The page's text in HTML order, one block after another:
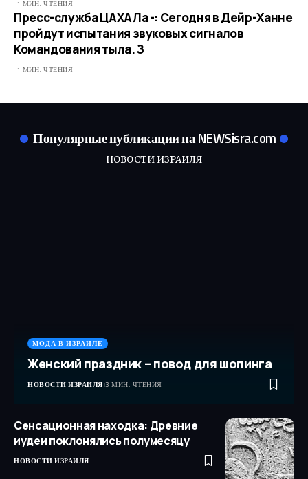
1 МИН. ЧТЕНИЯ
Пресс-служба ЦАХАЛа -: Сегодня в Дейр-Ханне
пройдут испытания звуковых сигналов
Командования тыла. З
1 МИН. ЧТЕНИЯ
Популярные публикации на NEWSisra.com
НОВОСТИ ИЗРАИЛЯ
МОДА В ИЗРАИЛЕ
Женский праздник – повод для шопинга
НОВОСТИ ИЗРАИЛЯ 3 МИН. ЧТЕНИЯ
Сенсационная находка: Древние
иудеи поклонялись полумесяцу
НОВОСТИ ИЗРАИЛЯ